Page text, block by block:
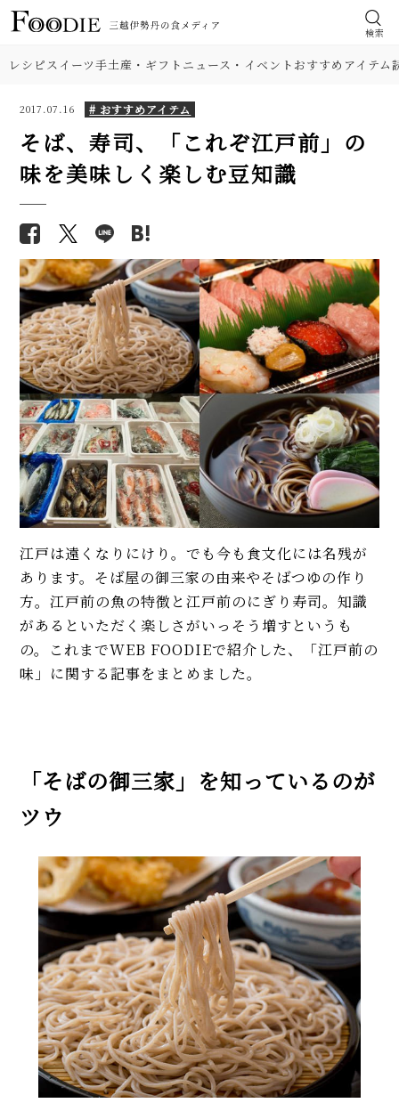
検索
レシピスイーツ手土産・ギフト ニュース・イベントおすすめアイテム
2017.07.16 # おすすめアイテム
そば、寿司、「これぞ江戸前」の
味を美味しく楽しむ豆知識
江戸は遠くなりにけり。でも今も食文化には名残が
あります。そば屋の御三家の由来やそばつゆの作り
方。江戸前の魚の特徴と江戸前のにぎり寿司。知識
があるといただく楽しさがいっそう増すというも
の。これまでWEB FOODIEで紹介した、「江戸前の
味」に関する記事をまとめました。
「そばの御三家」を知っているのが
ツウ